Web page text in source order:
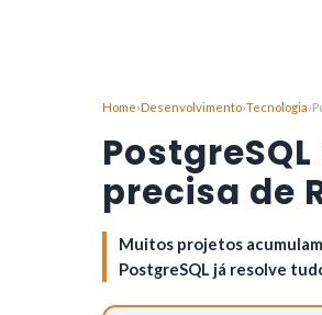
Home›Desenvolvimento›Tecnologia›
precisa de
Muitos projetos
PostgreSQL já resolve